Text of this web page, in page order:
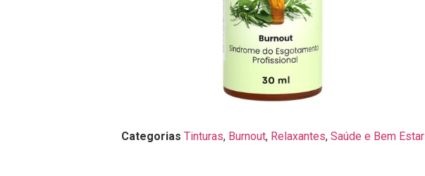
Categorias Tinturas, Burnout, Relaxantes,Saúde e Bem Estar